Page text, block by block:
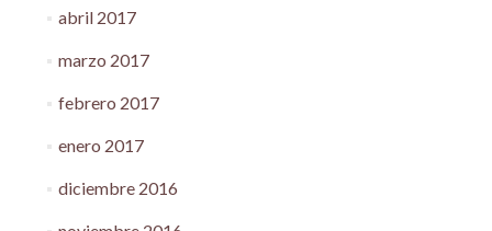
abril 2017
marzo 2017
febrero 2017
enero 2017
diciembre 2016